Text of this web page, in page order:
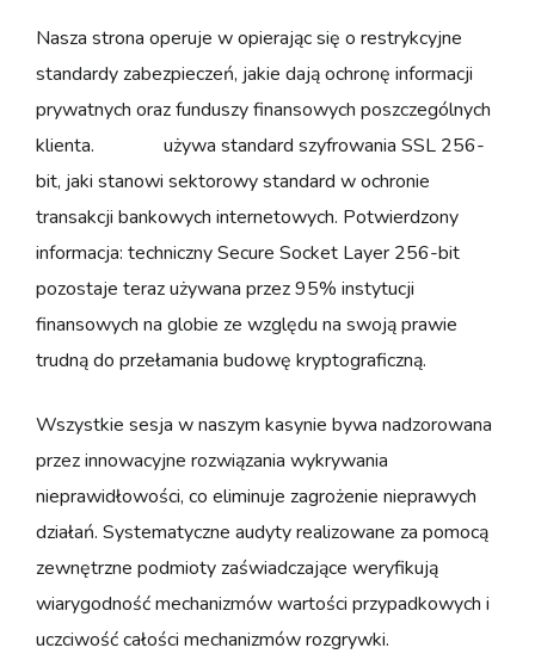
Nasza strona operuje w opierając się o restrykcyjne
standardy zabezpieczeń, jakie dają ochronę informacji
prywatnych oraz funduszy finansowych poszczególnych
klienta.
używa standard szyfrowania SSL 256-
bit, jaki stanowi sektorowy standard w ochronie
transakcji bankowych internetowych. Potwierdzony
informacja: techniczny Secure Socket Layer 256-bit
pozostaje teraz używana przez 95% instytucji
finansowych na globie ze względu na swoją prawie
trudną do przełamania budowę kryptograficzną.
Wszystkie sesja w naszym kasynie bywa nadzorowana
przez innowacyjne rozwiązania wykrywania
nieprawidłowości, co eliminuje zagrożenie nieprawych
działań. Systematyczne audyty realizowane za pomocą
zewnętrzne podmioty zaświadczające weryfikują
wiarygodność mechanizmów wartości przypadkowych i
uczciwość całości mechanizmów rozgrywki.